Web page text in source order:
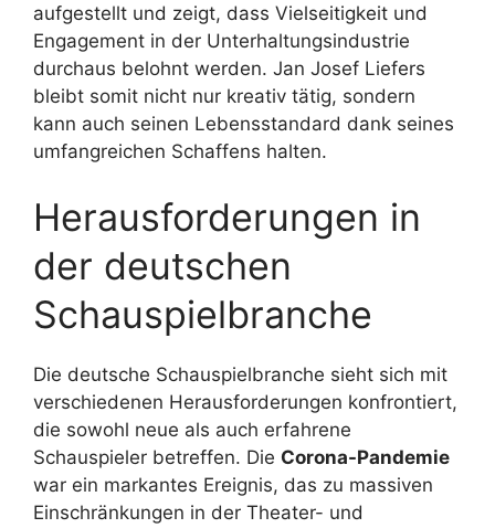
aufgestellt und zeigt, dass Vielseitigkeit und
Engagement in der Unterhaltungsindustrie
durchaus belohnt werden. Jan Josef Liefers
bleibt somit nicht nur kreativ tätig, sondern
kann auch seinen Lebensstandard dank seines
umfangreichen Schaffens halten.
Herausforderungen in
der deutschen
Schauspielbranche
Die deutsche Schauspielbranche sieht sich mit
verschiedenen Herausforderungen konfrontiert,
die sowohl neue als auch erfahrene
Schauspieler betreffen. Die Corona-Pandemie
war ein markantes Ereignis, das zu massiven
Einschränkungen in der Theater- und